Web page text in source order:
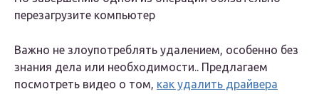
перезагрузите компьютер
Важно не злоупотреблять удалением, особенно без
знания дела или необходимости.. Предлагаем
посмотреть видео о том, как удалить драйвера